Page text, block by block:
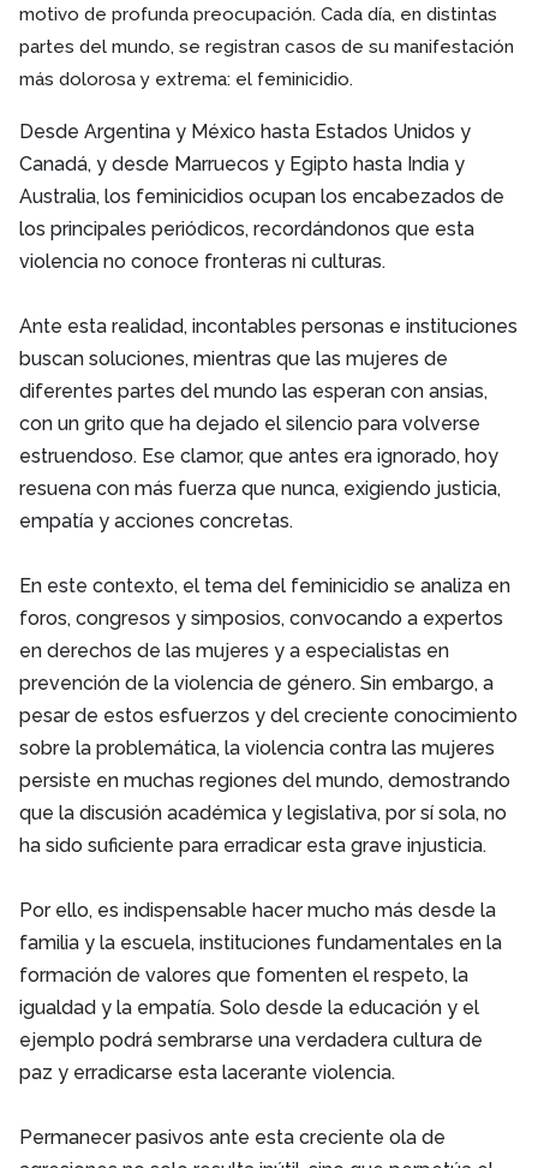
motivo de profunda preocupación. Cada día, en distintas
partes del mundo, se registran casos de su manifestación
más dolorosa y extrema: el feminicidio.
Desde Argentina y México hasta Estados Unidos y
Canadá, y desde Marruecos y Egipto hasta India y
Australia, los feminicidios ocupan los encabezados de
los principales periódicos, recordándonos que esta
violencia no conoce fronteras ni culturas.
Ante esta realidad, incontables personas e instituciones
buscan soluciones, mientras que las mujeres de
diferentes partes del mundo las esperan con ansias,
con un grito que ha dejado el silencio para volverse
estruendoso. Ese clamor, que antes era ignorado, hoy
resuena con más fuerza que nunca, exigiendo justicia,
empatía y acciones concretas.
En este contexto, el tema del feminicidio se analiza en
foros, congresos y simposios, convocando a expertos
en derechos de las mujeres y a especialistas en
prevención de la violencia de género. Sin embargo, a
pesar de estos esfuerzos y del creciente conocimiento
sobre la problemática, la violencia contra las mujeres
persiste en muchas regiones del mundo, demostrando
que la discusión académica y legislativa, por sí sola, no
ha sido suficiente para erradicar esta grave injusticia.
Por ello, es indispensable hacer mucho más desde la
familia y la escuela, instituciones fundamentales en la
formación de valores que fomenten el respeto, la
igualdad y la empatía. Solo desde la educación y el
ejemplo podrá sembrarse una verdadera cultura de
paz y erradicarse esta lacerante violencia.
Permanecer pasivos ante esta creciente ola de